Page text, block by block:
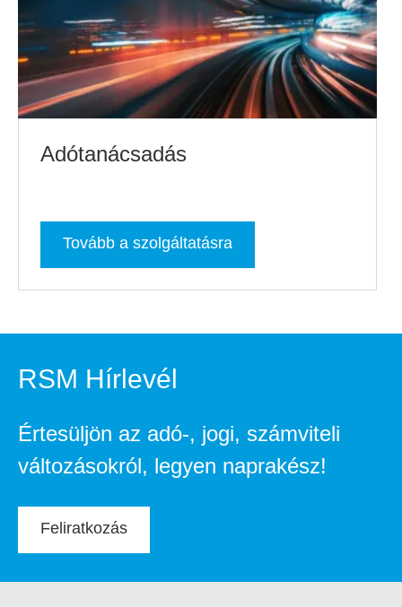
Adótanácsadás
Tovább a szolgáltatásra
RSM Hírlevél
Értesüljön az adó-, jogi, számviteli
változásokról, legyen naprakész!
Feliratkozás